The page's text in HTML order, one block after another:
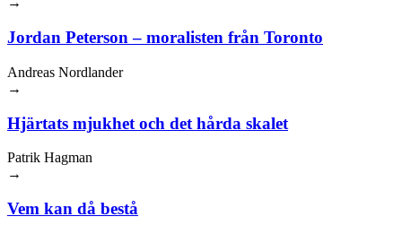
Jordan Peterson – moralisten från Toronto
Andreas Nordlander
→
Hjärtats mjukhet och det hårda skalet
Patrik Hagman
→
Vem kan då bestå